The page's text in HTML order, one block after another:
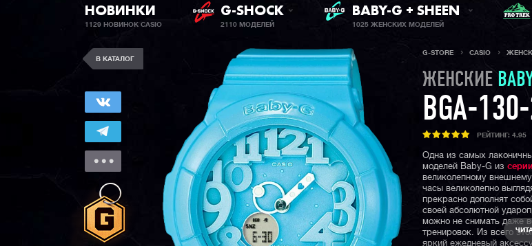
НОВИНКИ
1129 НОВИНОК CASIO
G-SHOCK
2110 МОДЕЛЕЙ
ЖЕНСКИЕ ЧАСЫ
BABY-G + SHEEN
1025 ЖЕНСКИХ МОДЕЛЕЙ
В КАТАЛОГ
G-STORE CASIO
ЖЕНСКИЕ
BGA-
РЕЙТИНГ: 4.95
Одна из самых
моделей Baby-G из
великолепному
часы великолепно
прекрасно дополнят
своей абсолютной
можно не снимать даже
тренировок. Из всего
яркий ежедневый